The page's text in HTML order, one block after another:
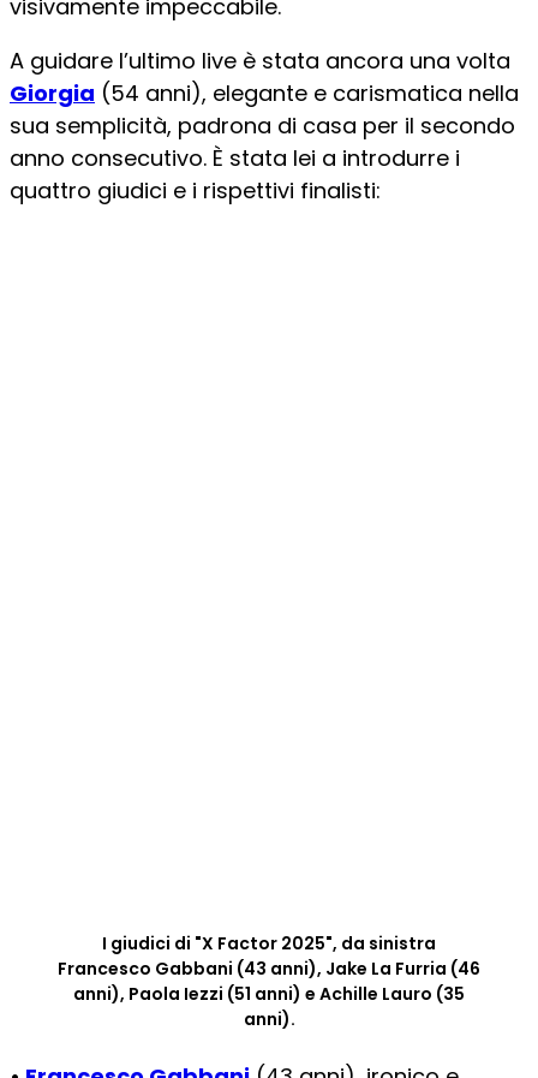
visivamente impeccabile.
A guidare l’ultimo live è stata ancora una volta
Giorgia (54 anni), elegante e carismatica nella
sua semplicità, padrona di casa per il secondo
anno consecutivo. È stata lei a introdurre i
quattro giudici e i rispettivi finalisti:
I giudici di "X Factor 2025", da sinistra
Francesco Gabbani (43 anni), Jake La Furria (46
anni), Paola Iezzi (51 anni) e Achille Lauro (35
anni).